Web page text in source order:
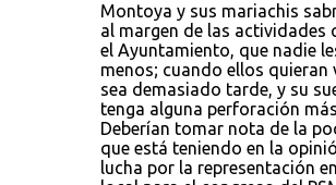
Montoya y sus mariachis
al margen de las actividades
el Ayuntamiento, que nadie
menos; cuando ellos quieran
sea demasiado tarde, y su
tenga alguna perforación
Deberían tomar nota de la
que está teniendo en la
lucha por la representación